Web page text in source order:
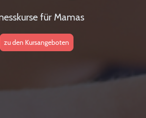
für Mamas
zu den Kursangeboten